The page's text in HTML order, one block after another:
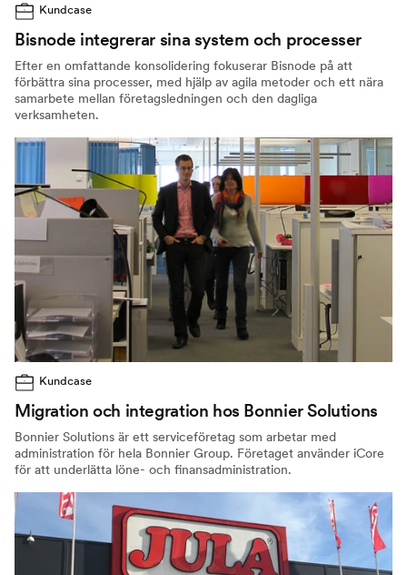
Kundcase
Bisnode integrerar sina system och processer
Efter en omfattande konsolidering fokuserar Bisnode på att
förbättra sina processer, med hjälp av agila metoder och ett nära
samarbete mellan företagsledningen och den dagliga
verksamheten.
Kundcase
Migration och integration hos Bonnier Solutions
Bonnier Solutions är ett serviceföretag som arbetar med
administration för hela Bonnier Group. Företaget använder iCore
för att underlätta löne- och finansadministration.